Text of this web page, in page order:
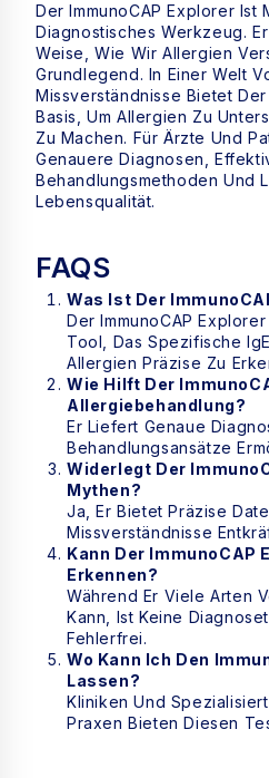
Der ImmunoCAP Explorer Ist
Diagnostisches Werkzeug.
Weise, Wie Wir Allergien
Grundlegend. In Einer Welt
Missverständnisse Bietet
Basis, Um Allergien Zu
Zu Machen. Für Ärzte Und
Genauere Diagnosen,
Behandlungsmethoden Und
Lebensqualität.
FAQS
Was Ist Der
Der ImmunoCAP
Tool, Das Spezifische
Allergien Präzise Zu
Wie Hilft Der
Allergiebehandlung?
Er Liefert Genaue
Behandlungsansätze
Widerlegt Der
Mythen?
Ja, Er Bietet Präzise
Missverständnisse
Kann Der ImmunoCAP
Erkennen?
Während Er Viele Arten
Kann, Ist Keine
Fehlerfrei.
Wo Kann Ich Den
Lassen?
Kliniken Und
Praxen Bieten Diesen